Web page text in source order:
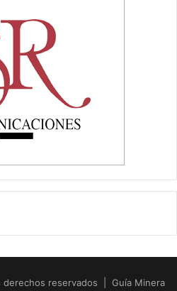
reservados | Guía Minera